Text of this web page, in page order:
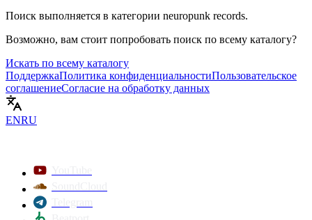
Поиск выполняется в категории neuropunk records.
Возможно, вам стоит попробовать поиск по всему каталогу?
Искать по всему каталогу
ПоддержкаПолитика конфиденциальностиПользовательское
соглашениеСогласие на обработку данных
ENRU